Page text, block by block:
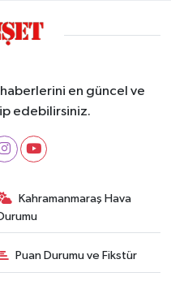
en güncel ve
edebilirsiniz.
Kahramanmaraş Hava
Puan Durumu ve Fikstür